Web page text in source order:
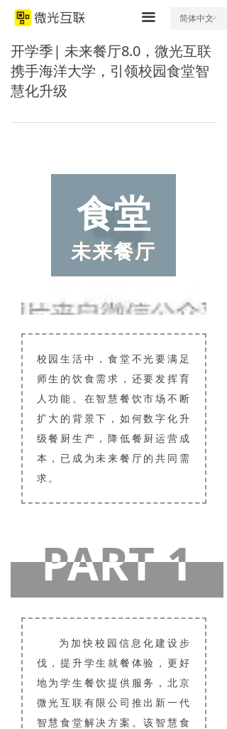
끀 ꀅ
简体中文
开学季| 未来餐厅8.0，微光互联
携手海洋大学，引领校园食堂智
慧化升级
食堂
未来餐厅
校园生活中，食堂不光要满足
师生的饮食需求，还要发挥育
人功能。在智慧餐饮市场不断
扩大的背景下，如何数字化升
级餐厨生产，降低餐厨运营成
本，已成为未来餐厅的共同需
求。
PART 1
PART 1
为加快校园信息化建设步
伐，提升学生就餐体验，更好
地为学生餐饮提供服务，北京
微光互联有限公司推出新一代
智慧食堂解决方案。该智慧食